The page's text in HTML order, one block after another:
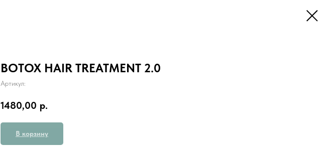
BOTOX HAIR TREATMENT 2.0
Артикул:
1480,00 р.
В корзину